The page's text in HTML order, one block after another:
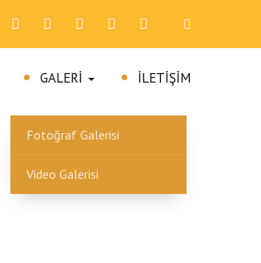
GALERI
Fotoğraf Galerisi
Video Galerisi
İLETIŞIM
En İyi Fiyatları Garanti Ediyoruz